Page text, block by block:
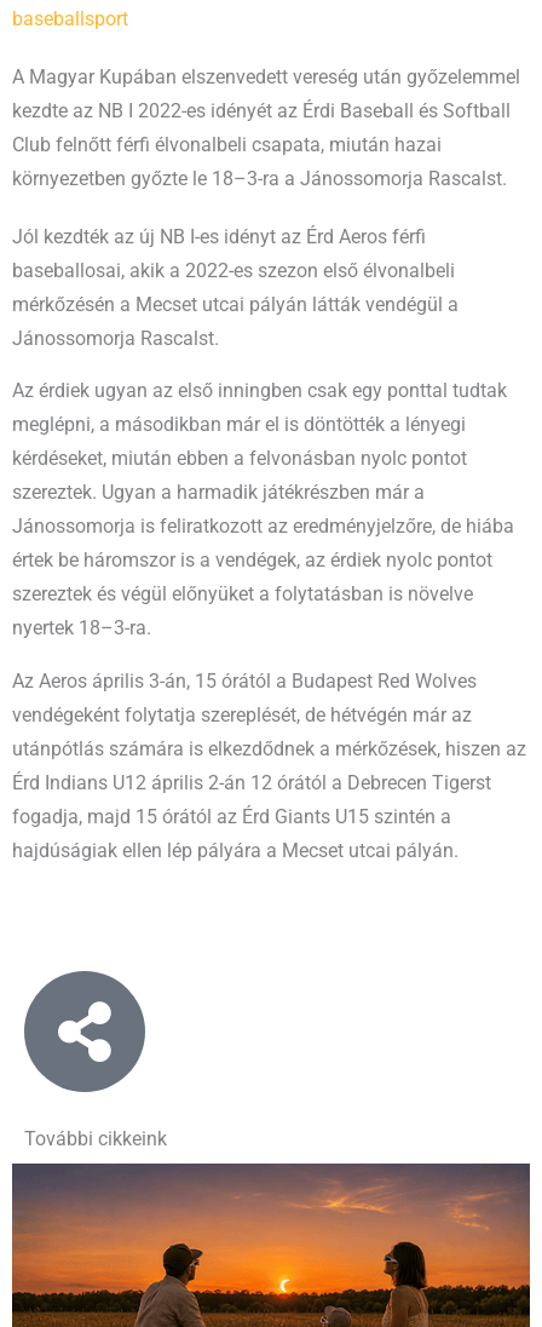
baseball sport
A Magyar Kupában elszenvedett vereség után győzelemmel
kezdte az NB I 2022-es idényét az Érdi Baseball és Softball
Club felnőtt férfi élvonalbeli csapata, miután hazai
környezetben győzte le 18–3-ra a Jánossomorja Rascalst.
Jól kezdték az új NB I-es idényt az Érd Aeros férfi
baseballosai, akik a 2022-es szezon első élvonalbeli
mérkőzésén a Mecset utcai pályán látták vendégül a
Jánossomorja Rascalst.
Az érdiek ugyan az első inningben csak egy ponttal tudtak
meglépni, a másodikban már el is döntötték a lényegi
kérdéseket, miután ebben a felvonásban nyolc pontot
szereztek. Ugyan a harmadik játékrészben már a
Jánossomorja is feliratkozott az eredményjelzőre, de hiába
értek be háromszor is a vendégek, az érdiek nyolc pontot
szereztek és végül előnyüket a folytatásban is növelve
nyertek 18–3-ra.
Az Aeros április 3-án, 15 órától a Budapest Red Wolves
vendégeként folytatja szereplését, de hétvégén már az
utánpótlás számára is elkezdődnek a mérkőzések, hiszen az
Érd Indians U12 április 2-án 12 órától a Debrecen Tigerst
fogadja, majd 15 órától az Érd Giants U15 szintén a
hajdúságiak ellen lép pályára a Mecset utcai pályán.
További cikkeink